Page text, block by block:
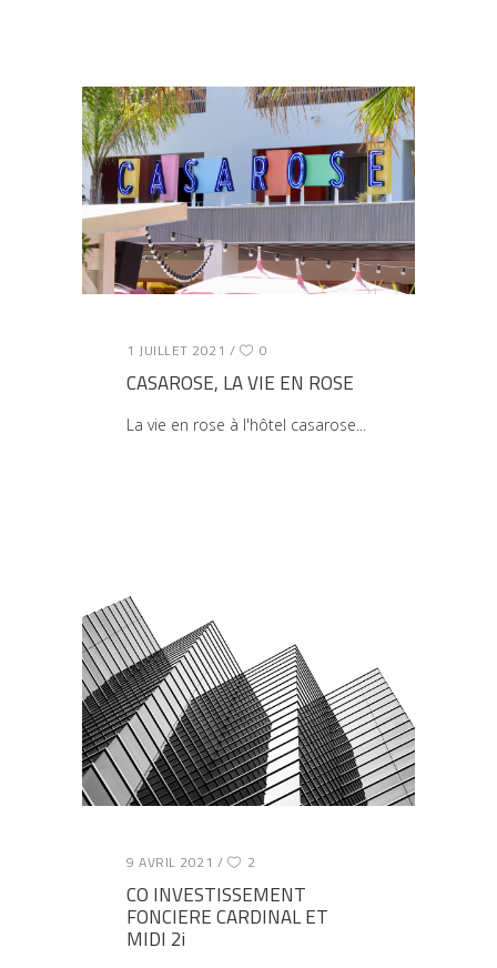
1 JUILLET 2021 0
CASAROSE, LA VIE EN ROSE
La vie en rose à l'hôtel casarose
9 AVRIL 2021 2
CO INVESTISSEMENT
FONCIERE CARDINAL ET
MIDI 2i